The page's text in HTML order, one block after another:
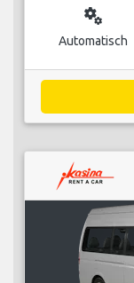
miscellaneous_services
Automatisch